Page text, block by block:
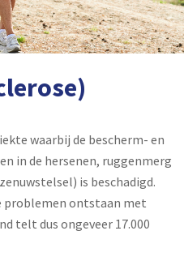
waarbij de bescherm- en
in de hersenen, ruggenmerg
is beschadigd.
problemen ontstaan met
telt dus ongeveer 17.000